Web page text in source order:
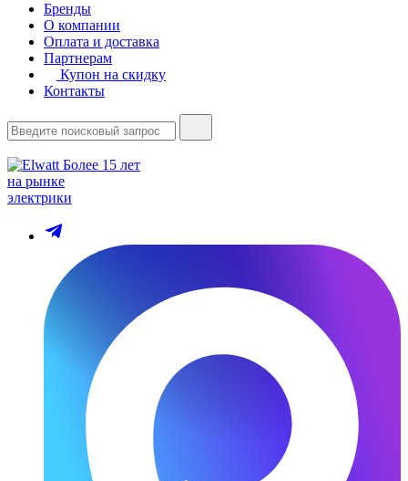
Бренды
О компании
Оплата и доставка
Партнерам
Купон на скидку
Контакты
Более 15 лет
на рынке
электрики